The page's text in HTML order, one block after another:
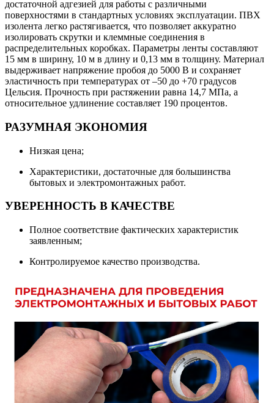
достаточной адгезией для работы с различными
поверхностями в стандартных условиях эксплуатации. ПВХ
изолента легко растягивается, что позволяет аккуратно
изолировать скрутки и клеммные соединения в
распределительных коробках. Параметры ленты составляют
15 мм в ширину, 10 м в длину и 0,13 мм в толщину. Материал
выдерживает напряжение пробоя до 5000 В и сохраняет
эластичность при температурах от –50 до +70 градусов
Цельсия. Прочность при растяжении равна 14,7 МПа, а
относительное удлинение составляет 190 процентов.
РАЗУМНАЯ ЭКОНОМИЯ
Низкая цена;
Характеристики, достаточные для большинства
бытовых и электромонтажных работ.
УВЕРЕННОСТЬ В КАЧЕСТВЕ
Полное соответствие фактических характеристик
заявленным;
Контролируемое качество производства.